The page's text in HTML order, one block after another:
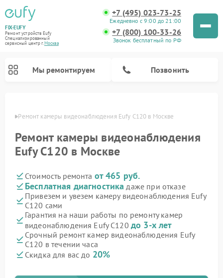
FIX-EUFY
Ремонт устройств Eufy
Специализированный
cервисный центр г.Москва
+7 (495) 023-73-25
Ежедневно с 9:00 до 21:00
+7 (800) 100-33-26
Звонок бесплатный по РФ
Мы ремонтируем Позвонить
Ремонт камеры видеонаблюдения Eufy C120 в Москве
Ремонт камеры видеонаблюдения
Eufy C120 в Москве
Стоимость ремонта от 465 руб.
Бесплатная диагностика даже при отказе
Привезем и увезем камеру видеонаблюдения Eufy
C120 сами
Гарантия на наши работы по ремонту камер
видеонаблюдения Eufy C120 до 3-х лет
Срочный ремонт камер видеонаблюдения Eufy
C120 в течении часа
Скидка для вас до 20%